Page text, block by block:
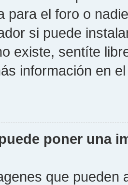
para el foro o
si puede
existe, sentíte
información en
poner una
que pueden